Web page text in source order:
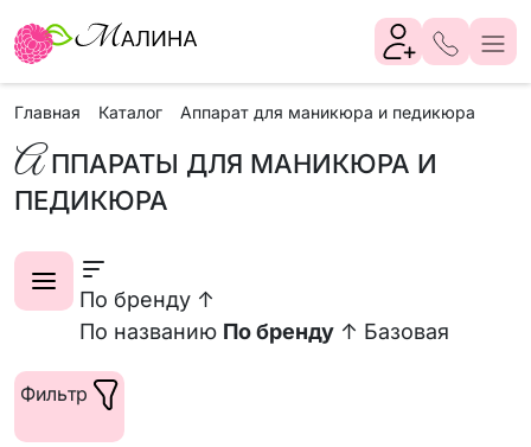
Главная Каталог Аппарат для маникюра и педикюра
А ППАРАТЫ ДЛЯ МАНИКЮРА И
ПЕДИКЮРА
По бренду ↑
По названию По бренду ↑ Базовая
Фильтр